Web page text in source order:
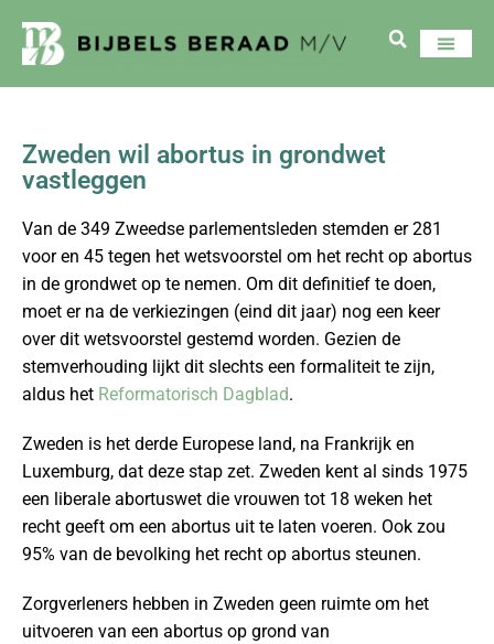
Zweden wil abortus in grondwet
vastleggen
Van de 349 Zweedse parlementsleden stemden er 281
voor en 45 tegen het wetsvoorstel om het recht op abortus
in de grondwet op te nemen. Om dit definitief te doen,
moet er na de verkiezingen (eind dit jaar) nog een keer
over dit wetsvoorstel gestemd worden. Gezien de
stemverhouding lijkt dit slechts een formaliteit te zijn,
aldus het Reformatorisch Dagblad.
Zweden is het derde Europese land, na Frankrijk en
Luxemburg, dat deze stap zet. Zweden kent al sinds 1975
een liberale abortuswet die vrouwen tot 18 weken het
recht geeft om een abortus uit te laten voeren. Ook zou
95% van de bevolking het recht op abortus steunen.
Zorgverleners hebben in Zweden geen ruimte om het
uitvoeren van een abortus op grond van